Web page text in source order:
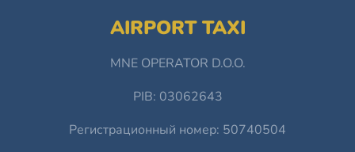
AIRPORT TAXI
MNE OPERATOR D.O.O.
PIB: 03062643
Регистрационный номер: 50740504